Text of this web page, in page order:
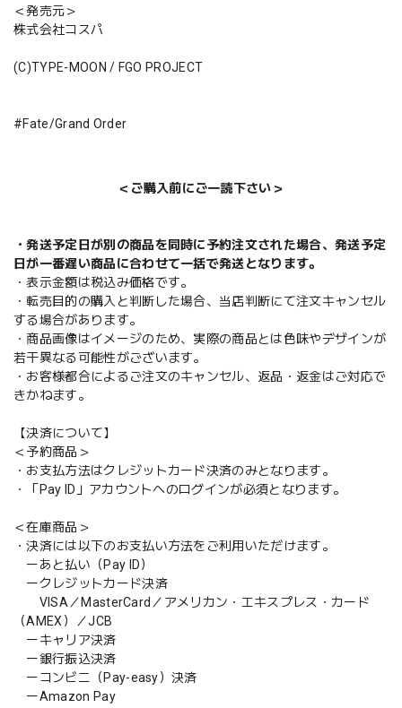
＜発売元＞
株式会社コスパ
(C)TYPE-MOON / FGO PROJECT
#Fate/Grand Order
＜ご購入前にご一読下さい＞
・発送予定日が別の商品を同時に予約注文された場合、発送予定
日が一番遅い商品に合わせて一括で発送となります。
・表示金額は税込み価格です。
・転売目的の購入と判断した場合、当店判断にて注文キャンセル
する場合があります。
・商品画像はイメージのため、実際の商品とは色味やデザインが
若干異なる可能性がございます。
・お客様都合によるご注文のキャンセル、返品・返金はご対応で
きかねます。
【決済について】
＜予約商品＞
・お支払方法はクレジットカード決済のみとなります。
・「Pay ID」アカウントへのログインが必須となります。
＜在庫商品＞
・決済には以下のお支払い方法をご利用いただけます。
ーあと払い（Pay ID）
ークレジットカード決済
VISA／MasterCard／アメリカン・エキスプレス・カード
（AMEX）／JCB
ーキャリア決済
ー銀行振込決済
ーコンビニ（Pay-easy）決済
ーAmazon Pay